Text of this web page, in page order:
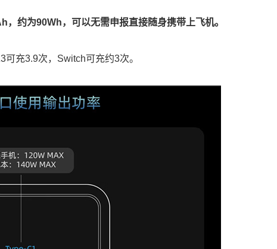
约为90Wh，可以无需申报直接随身携带上飞机。
充3.9次，Switch可充约3次。